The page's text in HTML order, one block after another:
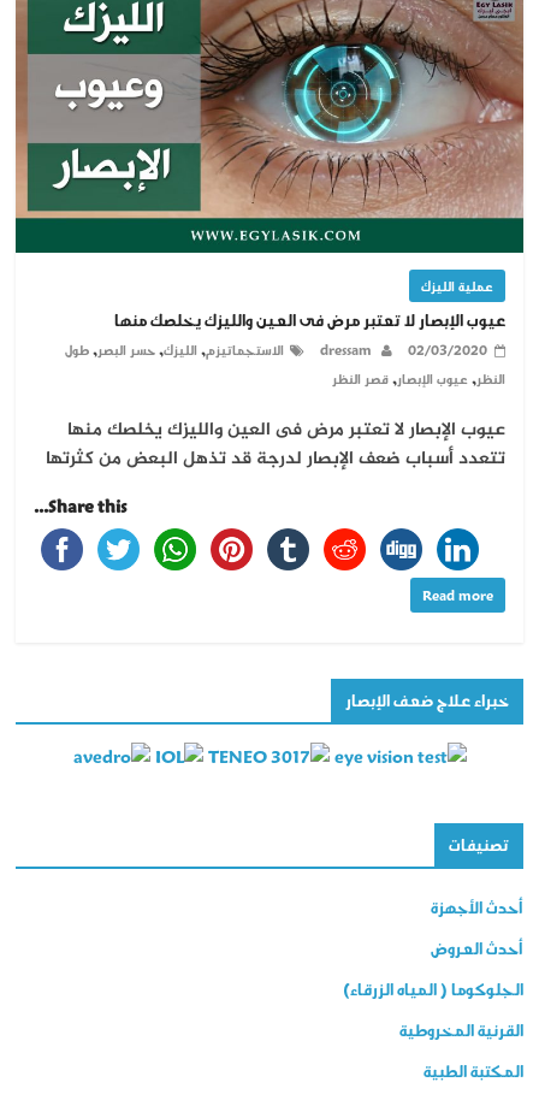
عملية الليزك
عيوب الإبصار لا تعتبر مرض فى العين والليزك يخلصك منها
02/03/2020
dressam الاستجماتيزم,الليزك,حسر البصر,طول
النظر,عيوب الإبصار,قصر النظر
عيوب الإبصار لا تعتبر مرض فى العين والليزك يخلصك منها
تتعدد أسباب ضعف الإبصار لدرجة قد تذهل البعض من كثرتها
Share this...
Read more
خبراء علاج ضعف الإبصار
تصنيفات
أحدث الأجهزة
أحدث العروض
الجلوكوما ( المياه الزرقاء)
القرنية المخروطية
المكتبة الطبية